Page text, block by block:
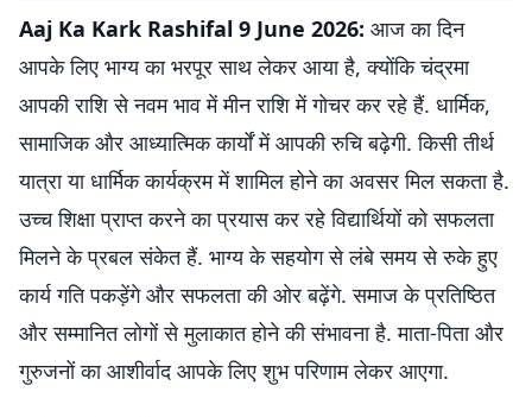
Aaj Ka Kark Rashifal 9 June 2026: आज का दिन
आपके लिए भाग्य का भरपूर साथ लेकर आया है, क्योंकि चंद्रमा
आपकी राशि से नवम भाव में मीन राशि में गोचर कर रहे हैं. धार्मिक,
सामाजिक और आध्यात्मिक कार्यों में आपकी रुचि बढ़ेगी. किसी तीर्थ
यात्रा या धार्मिक कार्यक्रम में शामिल होने का अवसर मिल सकता है.
उच्च शिक्षा प्राप्त करने का प्रयास कर रहे विद्यार्थियों को सफलता
मिलने के प्रबल संकेत हैं. भाग्य के सहयोग से लंबे समय से रुके हुए
कार्य गति पकड़ेंगे और सफलता की ओर बढ़ेंगे. समाज के प्रतिष्ठित
और सम्मानित लोगों से मुलाकात होने की संभावना है. माता-पिता और
गुरुजनों का आशीर्वाद आपके लिए शुभ परिणाम लेकर आएगा.